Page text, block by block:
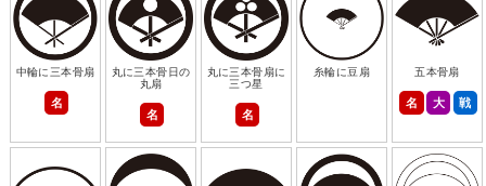
中輪に三本骨扇
名
丸に三本骨日の
丸扇
名
丸に三本骨扇に
三つ星
名
糸輪に豆扇 五本骨扇
名 大 戦